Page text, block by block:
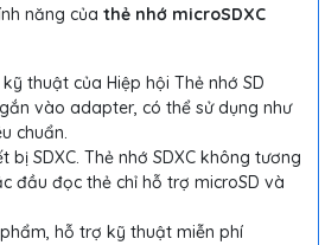
năng của thẻ nhớ microSDXC
thuật của Hiệp hội Thẻ nhớ SD
vào adapter, có thể sử dụng như
chuẩn.
bị SDXC. Thẻ nhớ SDXC không tương
đầu đọc thẻ chỉ hỗ trợ microSD và
hỗ trợ kỹ thuật miễn phí